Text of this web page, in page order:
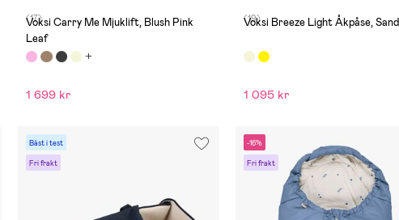
(17)
Voksi Carry Me Mjuklift, Blush Pink
Leaf
1 699 kr
(19)
Voksi Breeze Light Åkpåse, Sand
1 095 kr
Bäst i test
Fri frakt
-16%
Fri frakt